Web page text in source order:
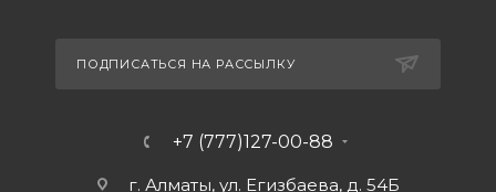
ПОДПИСАТЬСЯ НА РАССЫЛКУ
+7 (777)127-00-88
г. Алматы, ул. Егизбаева, д. 54Б